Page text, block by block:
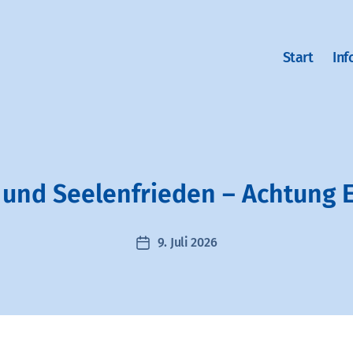
Start
Seelenfrieden – Achtung
Veröffentlichungsdatum
9. Juli 2026